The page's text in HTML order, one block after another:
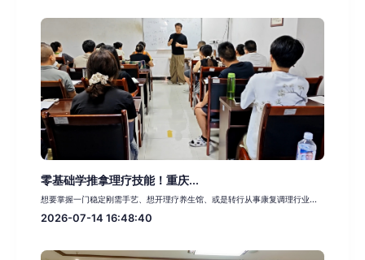
零基础学推拿理疗技能！重庆...
想要掌握一门稳定刚需手艺、想开理疗养生馆、或是转行从事康复调理行业...
2026-07-14 16:48:40